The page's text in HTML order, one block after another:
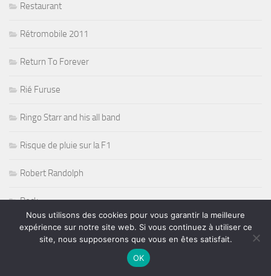
Restaurant
Rétromobile 2011
Return To Forever
Rié Furuse
Ringo Starr and his all band
Risque de pluie sur la F1
Robert Randolph
Rock
Rock Acoustic Folk
Nous utilisons des cookies pour vous garantir la meilleure
expérience sur notre site web. Si vous continuez à utiliser ce
site, nous supposerons que vous en êtes satisfait.
OK